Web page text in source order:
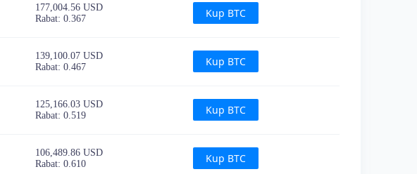
177,004.56 USD
Rabat: 0.367
Kup BTC
139,100.07 USD
Rabat: 0.467
Kup BTC
125,166.03 USD
Rabat: 0.519
Kup BTC
106,489.86 USD
Rabat: 0.610
Kup BTC